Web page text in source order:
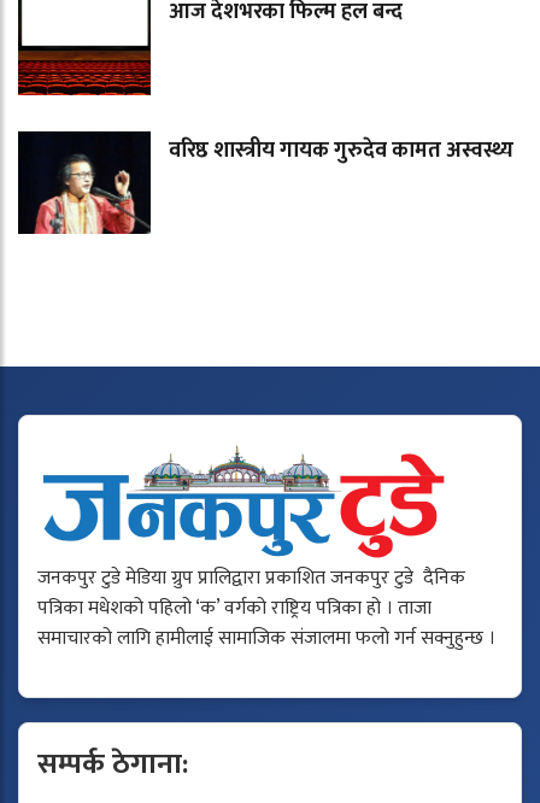
आज देशभरका फिल्म हल बन्द
वरिष्ठ शास्त्रीय गायक गुरुदेव कामत अस्वस्थ्य
जनकपुर टुडे मेडिया ग्रुप प्रालिद्वारा प्रकाशित जनकपुर टुडे दैनिक
पत्रिका मधेशको पहिलो ‘क’ वर्गको राष्ट्रिय पत्रिका हो । ताजा
समाचारको लागि हामीलाई सामाजिक संजालमा फलो गर्न सक्नुहुन्छ ।
सम्पर्क ठेगाना: